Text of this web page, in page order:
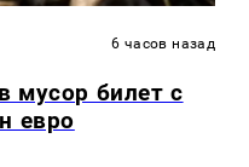
6 часов назад
мусор билет с
евро